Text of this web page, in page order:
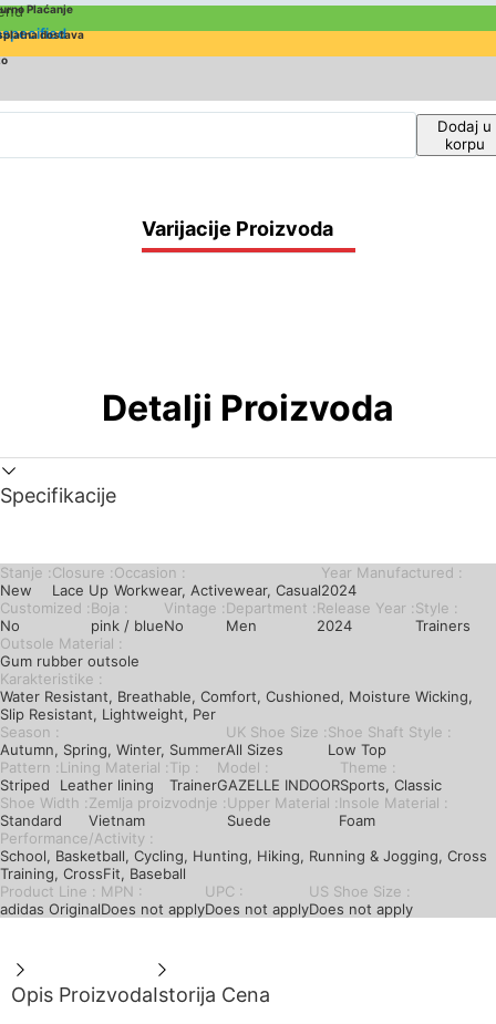
Plaćanje
dostava
Dodaj u
korpu
Varijacije Proizvoda
Detalji Proizvoda
Specifikacije
Stanje :
New
Closure :
Lace Up
Occasion :
Workwear, Activewear, Casual
Year Manufactured :
2024
Customized :
No
Boja :
pink / blue
Vintage :
No
Department :
Men
Release Year :
2024
Style :
Trainers
Outsole Material :
Gum rubber outsole
Karakteristike :
Water Resistant, Breathable, Comfort, Cushioned, Moisture Wicking,
Slip Resistant, Lightweight, Per
Season :
Autumn, Spring, Winter, Summer
UK Shoe Size :
All Sizes
Shoe Shaft Style :
Low Top
Pattern :
Striped
Lining Material :
Leather lining
Tip :
Trainer
Model :
GAZELLE INDOOR
Theme :
Sports, Classic
Shoe Width :
Standard
Zemlja proizvodnje :
Vietnam
Upper Material :
Suede
Insole Material :
Foam
Performance/Activity :
School, Basketball, Cycling, Hunting, Hiking, Running & Jogging, Cross
Training, CrossFit, Baseball
Product Line :
adidas Original
MPN :
Does not apply
UPC :
Does not apply
US Shoe Size :
Does not apply
Opis ProizvodaIstorija Cena